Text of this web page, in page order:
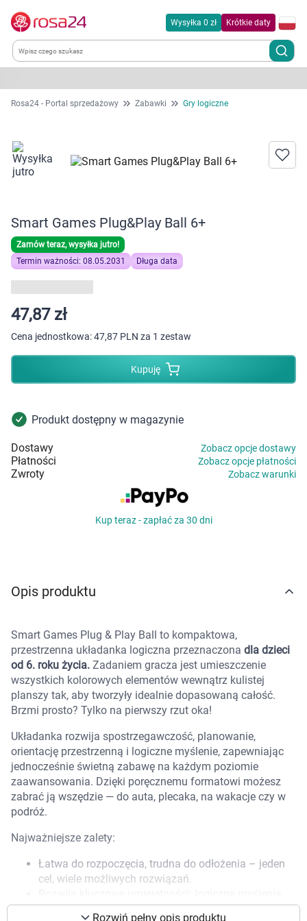
Korzystamy z plików cookies w celu
preferencji. Więcej informacji znajdziesz w
Wysyłka 0 zł Krótkie daty
Kategorie
Dla zwierząt
Zdrowie
Kobieta w ciąży i mama
Dziecko
Higiena
Kosmetyki
Mężczyzna
Zdrowy styl życia
Sprzęt medyczny
Grupy produktowe
Marki
Rosa24 - Portal sprzedażowy Zabawki Gry logiczne
Smart Games Plug&Play Ball 6+
Zamów teraz, wysyłka jutro!
Termin ważności: 08.05.2031
Długa data
47,87 zł
Cena jednostkowa:47,87 PLN za 1 zestaw
Kupuję
Produkt dostępny w magazynie
Dostawy Zobacz opcje dostawy
Płatności Zobacz opcje płatności
Zwroty Zobacz warunki
Kup teraz - zapłać za 30 dni
Opis produktu
Smart Games Plug & Play Ball to kompaktowa,
przestrzenna układanka logiczna przeznaczona dla dzieci
od 6. roku życia. Zadaniem gracza jest umieszczenie
wszystkich kolorowych elementów wewnątrz kulistej
planszy tak, aby tworzyły idealnie dopasowaną całość.
Brzmi prosto? Tylko na pierwszy rzut oka!
Układanka rozwija spostrzegawczość, planowanie,
orientację przestrzenną i logiczne myślenie, zapewniając
jednocześnie świetną zabawę na każdym poziomie
zaawansowania. Dzięki poręcznemu formatowi możesz
zabrać ją wszędzie — do auta, plecaka, na wakacje czy w
podróż.
Najważniejsze zalety:
Łatwa do rozpoczęcia, trudna do odłożenia – jeden
cel, wiele możliwych rozwiązań.
analizę, koncentrację i wyobraźnię przestrzenną.
Rozwiń pełny opis produktu